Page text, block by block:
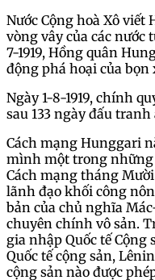
Nước Cộng hoà Xô
vòng vây của các nước
7-1919, Hồng quân
động phá hoại của
Ngày 1-8-1919, chính
sau 133 ngày đấu
Cách mạng Hunggari
mình một trong những
Cách mạng tháng
lãnh đạo khối công
bản của chủ nghĩa
chuyên chính vô sản.
gia nhập Quốc tế
Quốc tế cộng sản,
cộng sản nào được